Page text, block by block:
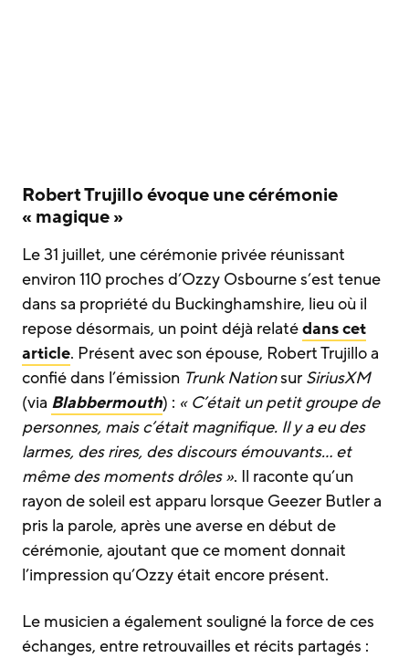
Robert Trujillo évoque une cérémonie
« magique »
Le 31 juillet, une cérémonie privée réunissant
environ 110 proches d’Ozzy Osbourne s’est tenue
dans sa propriété du Buckinghamshire, lieu où il
repose désormais, un point déjà relatédans cet
article. Présent avec son épouse, Robert Trujillo a
confié dans l’émission Trunk Nationsur SiriusXM
(via Blabbermouth) : « C’était un petit groupe de
personnes, mais c’était magnifique. Il y a eu des
larmes, des rires, des discours émouvants… et
même des moments drôles ». Il raconte qu’un
rayon de soleil est apparu lorsque Geezer Butler a
pris la parole, après une averse en début de
cérémonie, ajoutant que ce moment donnait
l’impression qu’Ozzy était encore présent.
Le musicien a également souligné la force de ces
échanges, entre retrouvailles et récits partagés :